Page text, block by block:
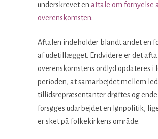
underskrevet en aftale om fornyelse
overenskomsten.
Aftalen indeholder blandt andet en
af udetillægget. Endvidere er det
overenskomstens ordlyd opdateres i
perioden, at samarbejdet mellem
tillidsrepræsentanter drøftes og
forsøges udarbejdet en lønpolitik,
er sket på folkekirkens område.